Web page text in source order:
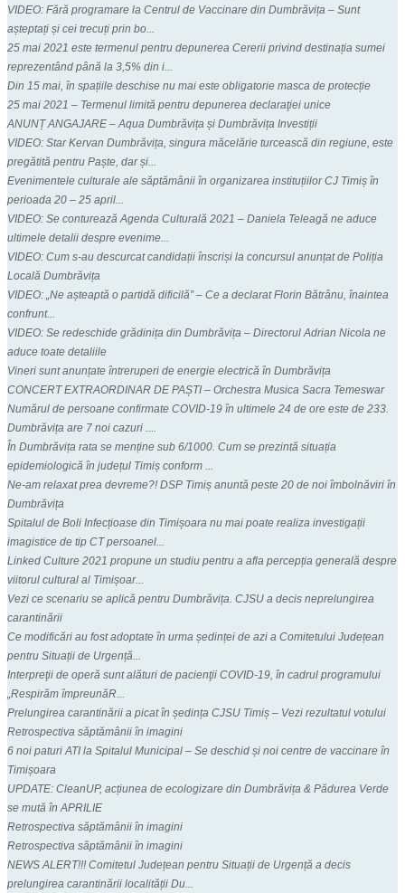
VIDEO: Fără programare la Centrul de Vaccinare din Dumbrăvița – Sunt
așteptați și cei trecuți prin bo...
25 mai 2021 este termenul pentru depunerea Cererii privind destinația sumei
reprezentând până la 3,5% din i...
Din 15 mai, în spațiile deschise nu mai este obligatorie masca de protecție
25 mai 2021 – Termenul limită pentru depunerea declaraţiei unice
ANUNȚ ANGAJARE – Aqua Dumbrăvița și Dumbrăvița Investiții
VIDEO: Star Kervan Dumbrăvița, singura măcelărie turcească din regiune, este
pregătită pentru Paște, dar și...
Evenimentele culturale ale săptămânii în organizarea instituțiilor CJ Timiș în
perioada 20 – 25 april...
VIDEO: Se conturează Agenda Culturală 2021 – Daniela Teleagă ne aduce
ultimele detalii despre evenime...
VIDEO: Cum s-au descurcat candidații înscriși la concursul anunțat de Poliția
Locală Dumbrăvița
VIDEO: „Ne așteaptă o partidă dificilă” – Ce a declarat Florin Bătrânu, înaintea
confrunt...
VIDEO: Se redeschide grădinița din Dumbrăvița – Directorul Adrian Nicola ne
aduce toate detaliile
Vineri sunt anunțate întreruperi de energie electrică în Dumbrăvița
CONCERT EXTRAORDINAR DE PAȘTI – Orchestra Musica Sacra Temeswar
Numărul de persoane confirmate COVID-19 în ultimele 24 de ore este de 233.
Dumbrăvița are 7 noi cazuri ....
În Dumbrăvița rata se menține sub 6/1000. Cum se prezintă situația
epidemiologică în județul Timiș conform ...
Ne-am relaxat prea devreme?! DSP Timiș anuntă peste 20 de noi îmbolnăviri în
Dumbrăvița
Spitalul de Boli Infecțioase din Timișoara nu mai poate realiza investigații
imagistice de tip CT persoanel...
Linked Culture 2021 propune un studiu pentru a afla percepția generală despre
viitorul cultural al Timișoar...
Vezi ce scenariu se aplică pentru Dumbrăvița. CJSU a decis neprelungirea
carantinării
Ce modificări au fost adoptate în urma ședinței de azi a Comitetului Județean
pentru Situații de Urgență...
Interpreţii de operă sunt alături de pacienţii COVID-19, în cadrul programului
„Respirăm împreunăR...
Prelungirea carantinării a picat în ședința CJSU Timiș – Vezi rezultatul votului
Retrospectiva săptămânii în imagini
6 noi paturi ATI la Spitalul Municipal – Se deschid și noi centre de vaccinare în
Timișoara
UPDATE: CleanUP, acțiunea de ecologizare din Dumbrăvița & Pădurea Verde
se mută în APRILIE
Retrospectiva săptămânii în imagini
Retrospectiva săptămânii în imagini
NEWS ALERT!!! Comitetul Județean pentru Situații de Urgență a decis
prelungirea carantinării localității Du...